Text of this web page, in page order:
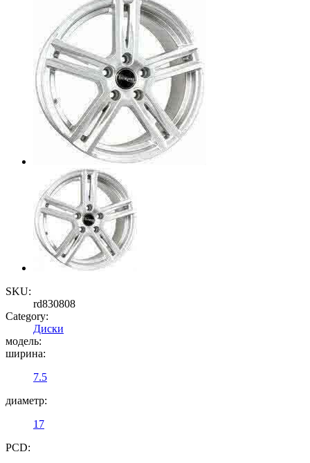
SKU:
rd830808
Category:
Диски
модель:
ширина:
7.5
диаметр:
17
PCD: